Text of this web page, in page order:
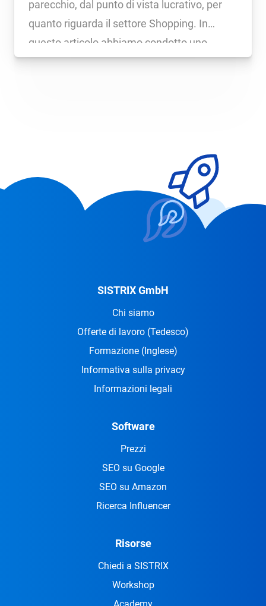
parecchio, dal punto di vista lucrativo, per
quanto riguarda il settore Shopping. In
questo articolo abbiamo condotto uno
studio per rilevare quali e quanti brand
SISTRIX GmbH
Chi siamo
Offerte di lavoro (Tedesco)
Formazione (Inglese)
Informativa sulla privacy
Informazioni legali
Software
Prezzi
SEO su Google
SEO su Amazon
Ricerca Influencer
Risorse
Chiedi a SISTRIX
Workshop